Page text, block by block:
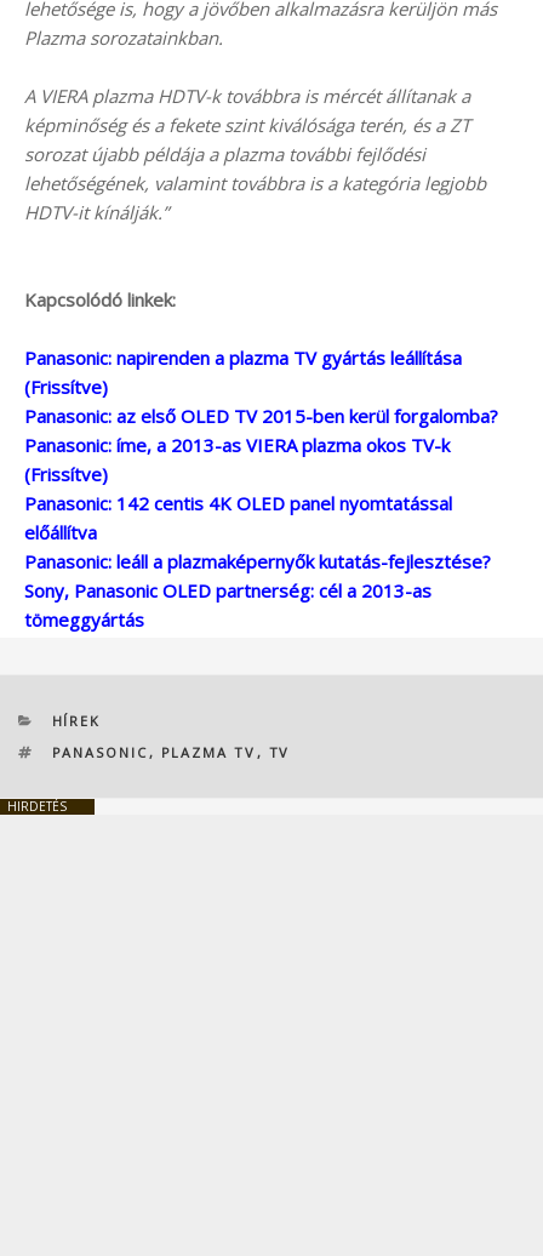
lehetősége is, hogy a jövőben alkalmazásra kerüljön más
Plazma sorozatainkban.
A VIERA plazma HDTV-k továbbra is mércét állítanak a
képminőség és a fekete szint kiválósága terén, és a ZT
sorozat újabb példája a plazma további fejlődési
lehetőségének, valamint továbbra is a kategória legjobb
HDTV-it kínálják.”
Kapcsolódó linkek:
Panasonic: napirenden a plazma TV gyártás leállítása
(Frissítve)
Panasonic: az első OLED TV 2015-ben kerül forgalomba?
Panasonic: íme, a 2013-as VIERA plazma okos TV-k
(Frissítve)
Panasonic: 142 centis 4K OLED panel nyomtatással
előállítva
Panasonic: leáll a plazmaképernyők kutatás-fejlesztése?
Sony, Panasonic OLED partnerség: cél a 2013-as
tömeggyártás
KATEGÓRIÁK
HÍREK
CÍMKÉK
PANASONIC, PLAZMA TV , TV
HIRDETÉS